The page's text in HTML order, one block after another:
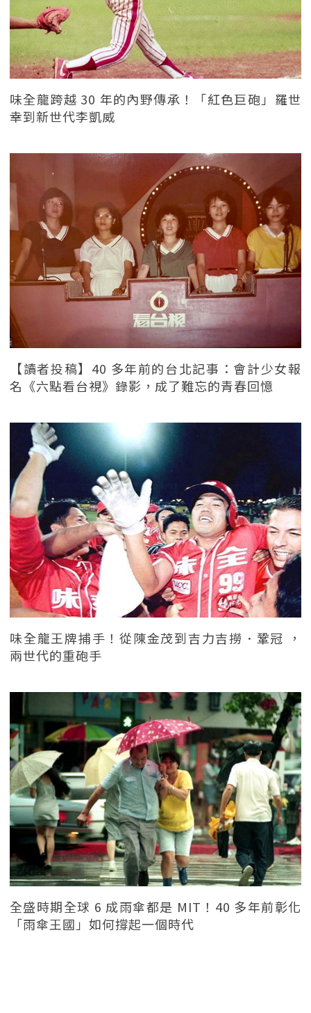
味全龍跨越 30 年的內野傳承！「紅色巨砲」羅世
幸到新世代李凱威
【讀者投稿】40 多年前的台北記事：會計少女報
名《六點看台視》錄影，成了難忘的青春回憶
味全龍王牌捕手！從陳金茂到吉力吉撈．鞏冠 ，
兩世代的重砲手
全盛時期全球 6 成雨傘都是 MIT！40 多年前彰化
「雨傘王國」如何撐起一個時代